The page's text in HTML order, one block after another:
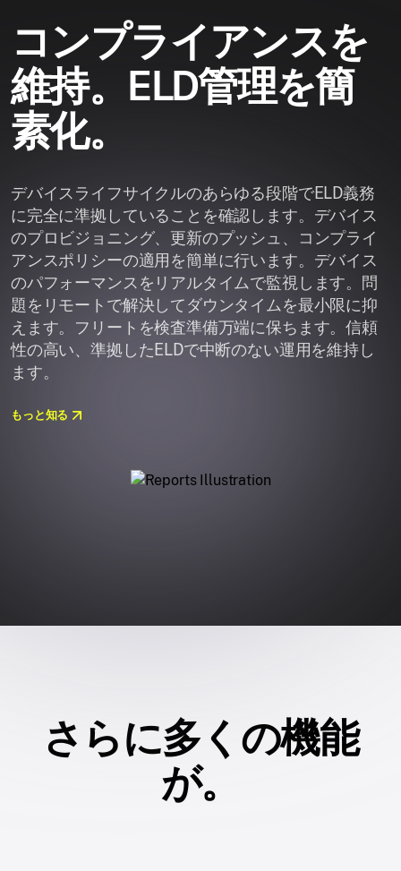
コンプライアンスを
維持。ELD管理を簡
素化。
デバイスライフサイクルのあらゆる段階でELD義務
に完全に準拠していることを確認します。デバイス
のプロビジョニング、更新のプッシュ、コンプライ
アンスポリシーの適用を簡単に行います。デバイス
のパフォーマンスをリアルタイムで監視します。問
題をリモートで解決してダウンタイムを最小限に抑
えます。フリートを検査準備万端に保ちます。信頼
性の高い、準拠したELDで中断のない運用を維持し
ます。
もっと知る
さらに多くの機能
が。